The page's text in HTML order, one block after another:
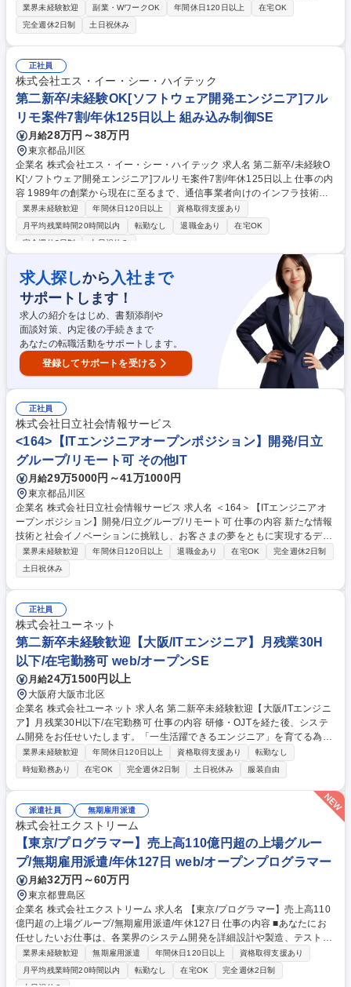
テム」を提案する当社にて、総合職採用としてまずはIT・エンジニア系の
業務に従事していただきます。 【担当部署、業務例】 ■プロジェクト管
理、ベンダーコントロール ■決済業務システムの開発 ■決済業務システム
の運用設計、運用保守 SBグループのシナジーを活かした事業戦略を取っ
ており、生成AI・RPAなど最新のテクノロジーを採用したエンジニアリン
グが可能です。 募集職種 総合職採用(IT・エンジニア系)【ハイブリッドワ
ーク・フルフレックス制度】
業界未経験歓迎 副業・WワークOK 年間休日120日以上
在宅OK
完全週休2日制
土日祝休み
正社員
株式会社エス・イー・シー・ハイテック
第二新卒/未経験OK[ソフトウェア開発エンジニア]フル
リモ案件7割/年休125日以上 組み込み制御SE
月給28万円～38万円
東京都品川区
企業名 株式会社エス・イー・シー・ハイテック 求人名 第二新卒/未経験O
K[ソフトウェア開発エンジニア]フルリモ案件7割/年休125日以上 仕事の内
容 1989年の創業から現在に至るまで、通信事業者向けのインフラ技術を
強みに、確かな実績を培ってきた当社にて、大手通信キャリア向けのアプ
リケーション、ミドルウェア、Linuxカーネルの開発をご担当いただきま
す。 [案件例]■通信キャリア向け5G基地局システムの開発/仮想化NWシス
ェア開発 他 [魅力/やりがい] 固定電話の交換機開発の時代から、携帯電話
の登場・ 発展を支えてきた長年のノウハウと信頼により、当社でなくては
出来ない 案件が多数ございます。 募集職種 第二新卒/未経験OK[ソフトウ
ェア開発エンジニア]フルリモ案件7割/年休125日以上
業界未経験歓迎 年間休日120日以上
資格取得支援あり
月平均残業時間20時間以内
転勤なし 退職金あり
在宅OK
完全週休2日制
土日祝休み
求人探しから 入社まで
サポートします！
求人の紹介をはじめ、書類添削や
面談対策、内定後の手続きまで
あなたの転職活動をサポートします。
登録してサポートを受ける
正社員
株式会社日立社会情報サービス
<164>【ITエンジニアオープンポジション】開発/日立
グループ/リモート可 その他IT
月給29万5000円～41万1000円
東京都品川区
企業名 株式会社日立社会情報サービス 求人名 ＜164＞【ITエンジニアオ
ープンポジション】開発/日立グループ/リモート可 仕事の内容 新たな情報
技術と社会イノベーションに挑戦し、お客さまの夢をともに実現するデジ
タルソリューションを提供します。各種ソリューションの設計/開発に携わ
っていただくことを想定しています。 選考を通じて皆さんのキャリア志向
を伺いながら、配属先を広く検討させていただきます。システムインテグ
レーション事業、システム運用サービス事業、パッケージ・ソリューショ
ン事業＜日立グループ各社とともに、システムインテグレーション事業を
はじめ、システム運用サービス事業、ソリューション事業を幅広い業種に
おいて展開しています。＞ 募集職種 ＜164＞【ITエンジニアオープンポジ
ション】開発/日立グループ/リモート可
業界未経験歓迎 年間休日120日以上 退職金あり 在宅OK
完全週休2日制
土日祝休み
正社員
株式会社ユーネット
第二新卒未経験歓迎【大阪/ITエンジニア】月残業30H
以下/在宅勤務可 web/オープンSE
月給24万1500円以上
大阪府大阪市北区
企業名 株式会社ユーネット 求人名 第二新卒未経験歓迎【大阪/ITエンジニ
ア】月残業30H以下/在宅勤務可 仕事の内容 研修・OJTを経た後、システ
ム開発をお任せいたします。「一生活躍できるエンジニア」を育てる為、
独自の教育・評価制度で技術力×ヒューマンスキルを伸ばすプログラムを
用意。経験浅くてもしっかり育成します。 【教育体制】3～5名のチーム
でプロジェクトを組むことが多い環境ですので、メンバーと協力しながら
業務を行うことができます。わからないことは質問ができる風土であり、
スキル習得研修も豊富にございますので、経験浅くても意欲重視で上流案
件へアサインすることもあります。 【キャリア】管理職としてマネジメン
トを行うポジションやエンジニアとしてプロを目指すポジションなど、希
望に沿ったキャリアを支援します。 募集職種 第二新卒未経験歓迎【大阪/I
Tエンジニア】月残業30H以下/在宅勤務可
業界未経験歓迎 年間休日120日以上 資格取得支援あり
転勤なし
時短勤務あり
在宅OK 完全週休2日制 土日祝休み 服装自由
派遣社員 無期雇用派遣
株式会社エクストリーム
【東京/プログラマー】売上高110億円超の上場グルー
プ/無期雇用派遣/年休127日 web/オープンプログラマー
月給32万円～60万円
東京都豊島区
企業名 株式会社エクストリーム 求人名 【東京/プログラマー】売上高110
億円超の上場グループ/無期雇用派遣/年休127日 仕事の内容 ■あなたにお
任せしたいお仕事は、各業界のシステム開発を詳細設計や製造、テスト工
程などプログラマー業務のお仕事になります。 【具体的には】■各業界の
業務システム開発※詳細設計から製造、テスト(単体、結合、総合)まで想
定■パッケージ開発■運用保守業務 【取引先例】IT系ではCTC、SCSK、S
業界未経験歓迎 無期雇用派遣 年間休日120日以上
資格取得支援あり
月平均残業時間20時間以内
転勤なし 在宅OK
完全週休2日制